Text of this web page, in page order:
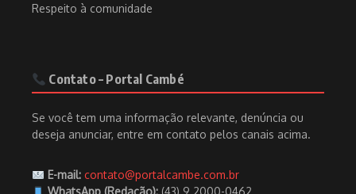
Respeito à comunidade
Contato – Portal Cambé
Se você tem uma informação relevante, denúncia ou
deseja anunciar, entre em contato pelos canais acima.
E-mail: contato@portalcambe.com.br